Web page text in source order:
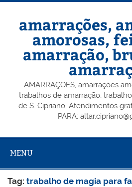
Skip
amarrações,
amorosas,
amarração,
AMARRAÇOES, amarrações
trabalhos de amarração,
de S. Cipriano. Atendimentos
PARA:
MENU
Tag:trabalho de magia para